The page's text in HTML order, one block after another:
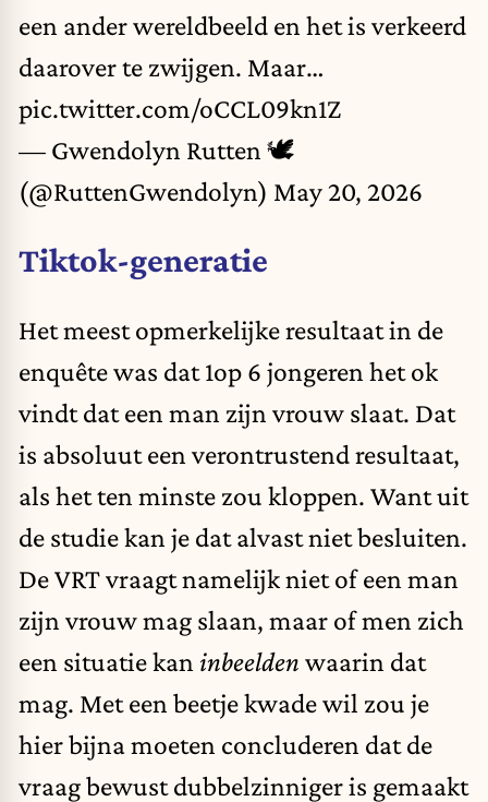
een ander wereldbeeld en het is verkeerd
daarover te zwijgen. Maar…
pic.twitter.com/oCCL09kn1Z
— Gwendolyn Rutten 🕊️
(@RuttenGwendolyn) May 20, 2026
Tiktok-generatie
Het meest opmerkelijke resultaat in de
enquête was dat 1op 6 jongeren het ok
vindt dat een man zijn vrouw slaat. Dat
is absoluut een verontrustend resultaat,
als het ten minste zou kloppen. Want uit
de studie kan je dat alvast niet besluiten.
De VRT vraagt namelijk niet of een man
zijn vrouw mag slaan, maar of men zich
een situatie kan inbeelden waarin dat
mag. Met een beetje kwade wil zou je
hier bijna moeten concluderen dat de
vraag bewust dubbelzinniger is gemaakt